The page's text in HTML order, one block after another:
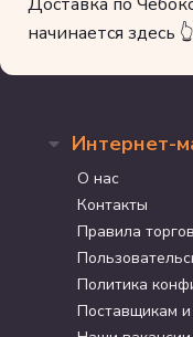
начинается здесь 👆
Интернет-
О нас
Контакты
Правила
Политика
Поставщикам